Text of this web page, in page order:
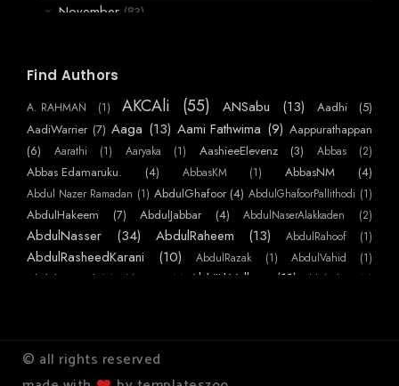
▼ November (83)
പൂച്ചക്കണ്ണ്
ചെമ്പകപൂവിന്റെ സുഗന്ധം
വാട്സാപ്പിൽ വന്ന വനിത,
സ്റ്റീവൻ ദ സീഗൾ
ഇൻ്റർവ്യൂ.
കണാരേട്ടന്റെ കട
എന്റെ ഭാര്യേട ബ്രാണ്ടിക്കുപ്പി
അവൾ
Find Authors
A. RAHMAN (1) AKCAli (55) ANSabu (13) Aadhi
(5)
AadiWarrier (7) Aaga (13) Aami Fathwima (9) Aappurathappan
(6)
Aarathi (1) Aaryaka (1) AashieeElevenz (3) Abbas (2)
Abbas Edamaruku. (4) AbbasKM (1) AbbasNM (4)
Abdul Nazer Ramadan (1) AbdulGhafoor (4) AbdulGhafoorPallithodi (1)
AbdulHakeem (7) AbdulJabbar (4) AbdulNaserAlakkaden (2)
AbdulNasser (34) AbdulRaheem (13) AbdulRahoof (1)
AbdulRasheedKarani (10) AbdulRazak (1) AbdulVahid (1)
Abdulmajeed (7) AbhiKattor (1) AbhijithVelloor (11) AbhilashKP
(1)
AchuHelen (3) AchuVipin
© all rights reserved